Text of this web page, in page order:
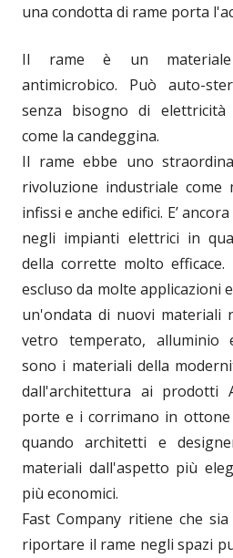
una condotta di rame porta
Il rame è un materiale
antimicrobico. Può auto-
senza bisogno di elettricità
come la candeggina.
Il rame ebbe uno
rivoluzione industriale come
infissi e anche edifici. E’
negli impianti elettrici in
della corrette molto
escluso da molte applicazioni
un'ondata di nuovi materiali
vetro temperato, alluminio
sono i materiali della
dall'architettura ai prodotti
porte e i corrimano in
quando architetti e
materiali dall'aspetto più
più economici.
Fast Company ritiene che
riportare il rame negli spazi